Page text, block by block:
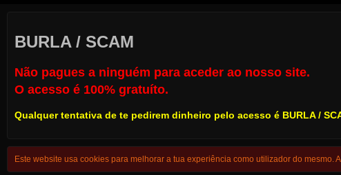
BURLA / SCAM
Não pagues a ninguém para aceder ao nosso site.
O acesso é 100% gratuíto.
Qualquer tentativa de te pedirem dinheiro pelo acesso é BURLA /
Este website usa cookies para melhorar a tua experiência como utilizador do